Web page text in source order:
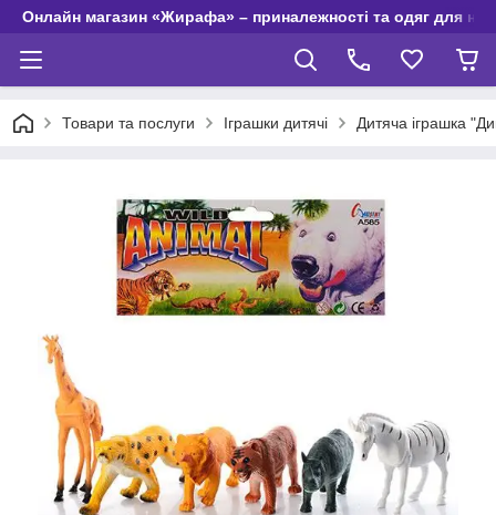
Онлайн магазин «Жирафа» – приналежності та одяг для
Товари та послуги Іграшки дитячі Дитяча іграшка